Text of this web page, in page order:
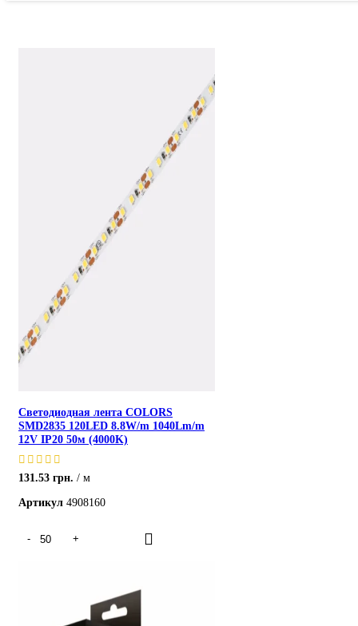
Светодиодная лента COLORS
SMD2835 120LED 8.8W/m 1040Lm/m
12V IP20 50м (4000K)
131.53 грн.
м
Артикул 4908160